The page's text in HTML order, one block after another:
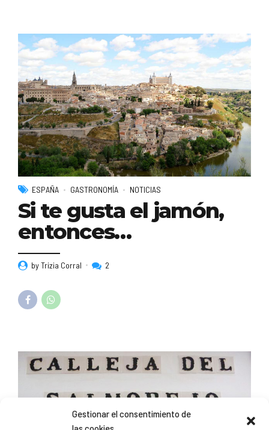
Gestionar el consentimiento de
ESPAÑA GASTRONOMÍA NOTICIAS
Si te gusta el jamón,
entonces…
by Trizia Corral 2